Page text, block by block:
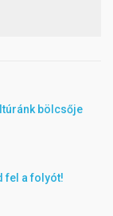
bölcsője
fel a folyót!